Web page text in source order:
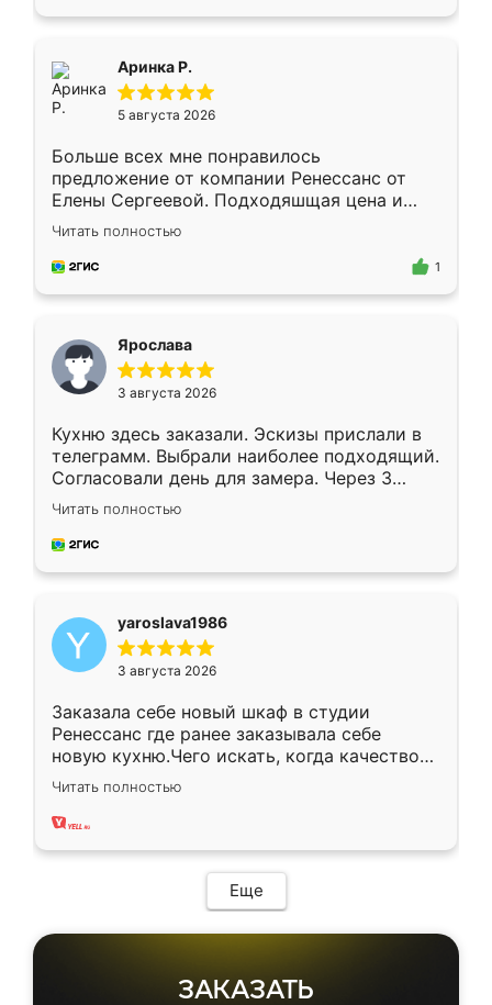
Аринка Р.
5 августа 2026
Больше всех мне понравилось
предложение от компании Ренессанс от
Елены Сергеевой. Подходяшщая цена и
короткие сроки изготовления. Приехавший
для замера сотрудник Владислав
предложил по моему эскизу самый
Читать полностью
1
Ярослава
3 августа 2026
Кухню здесь заказали. Эскизы прислали в
телеграмм. Выбрали наиболее подходящий.
Согласовали день для замера. Через 3
недели кухня была уже готова. Остались
довольны работой. Спасибо Ренессанс
мебель за качественную работу!
Читать полностью
yaroslava1986
3 августа 2026
Заказала себе новый шкаф в студии
Ренессанс где ранее заказывала себе
новую кухню.Чего искать, когда качеством
вполне довольна. Служит кухня уже почти
два года, нареканий нет.
Читать полностью
Еще
ЗАКАЗАТЬ